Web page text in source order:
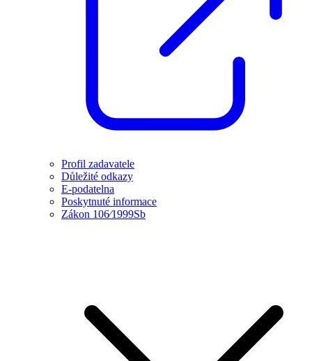
Profil zadavatele
Důležité odkazy
E-podatelna
Poskytnuté informace
Zákon 106⁄1999Sb